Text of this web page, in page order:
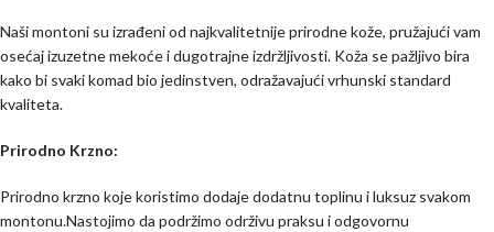
Naši montoni su izrađeni od najkvalitetnije prirodne kože, pružajući vam
osećaj izuzetne mekoće i dugotrajne izdržljivosti. Koža se pažljivo bira
kako bi svaki komad bio jedinstven, odražavajući vrhunski standard
kvaliteta.
Prirodno Krzno:
Prirodno krzno koje koristimo dodaje dodatnu toplinu i luksuz svakom
montonu.Nastojimo da podržimo održivu praksu i odgovornu